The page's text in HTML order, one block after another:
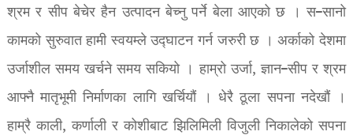
श्रम र सीप बेचेर हैन उत्पादन बेच्नु पर्ने बेला आएको छ । स–सानो
कामको सुरुवात हामी स्वयम्ले उद्घाटन गर्न जरुरी छ । अर्काको देशमा
उर्जाशील समय खर्चने समय सकियो । हाम्रो उर्जा, ज्ञान–सीप र श्रम
आफ्नै मातृभूमी निर्माणका लागि खर्चियौं । धेरै ठूला सपना नदेखौं ।
हाम्रै काली, कर्णाली र कोशीबाट झिलिमिली विजुली निकालेको सपना